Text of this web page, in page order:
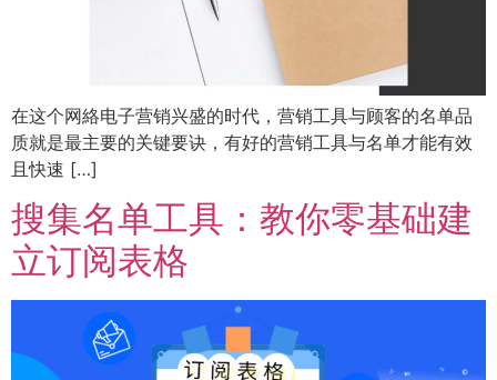
在这个网絡电子营销兴盛的时代，营销工具与顾客的名单品
质就是最主要的关键要诀，有好的营销工具与名单才能有效
且快速 […]
搜集名单工具：教你零基础建
立订阅表格